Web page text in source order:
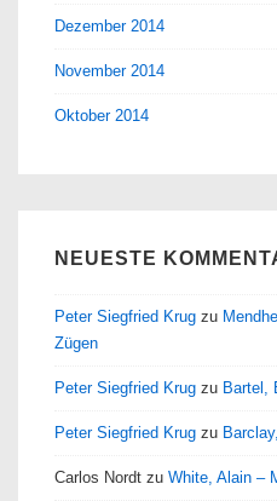
Dezember 2014
November 2014
Oktober 2014
NEUESTE
Peter Siegfried Krug zu
Zügen
Peter Siegfried Krug zu Bartel,
Peter Siegfried Krug zu
Carlos Nordt zu White, Alain –